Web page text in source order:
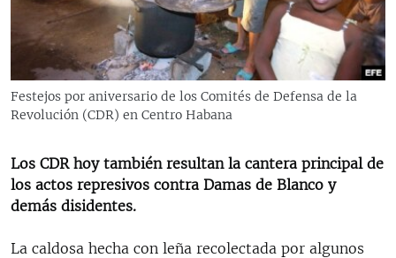
RADIO MARTÍ
ESPECIALES
ESPECIALES
LA REALIDAD DE LA VIVIENDA EN CUBA
KENTU-CUBANO
LOS SANTOS DE HIALEAH
MULTIMEDIA
EDITORIALES
SÍGUENOS
Festejos por aniversario de los Comités de Defensa de la
Revolución (CDR) en Centro Habana
Los CDR hoy también resultan la cantera principal de
los actos represivos contra Damas de Blanco y
demás disidentes.
La caldosa hecha con leña recolectada por algunos